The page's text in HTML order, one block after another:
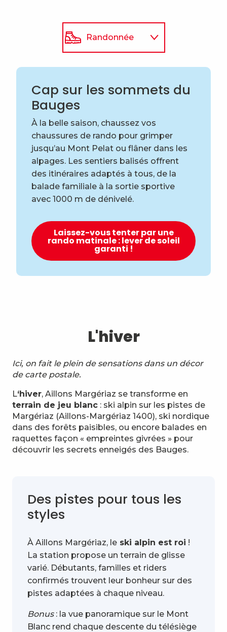
Randonnée
Trail
Vélo et VTT
Cap sur les sommets du
Bauges
À la belle saison, chaussez vos
chaussures de rando pour grimper
jusqu’au Mont Pelat ou flâner dans les
alpages. Les sentiers balisés offrent
des itinéraires adaptés à tous, de la
balade familiale à la sortie sportive
avec 1000 m de dénivelé.
Laissez-vous tenter par une
rando matinale : lever de soleil
garanti !
L'hiver
Ici, on fait le plein de sensations dans un décor
de carte postale.
L‘hiver, Aillons Margériaz se transforme en
terrain de jeu blanc : ski alpin sur les pistes de
Margériaz (Aillons-Margériaz 1400), ski nordique
dans des forêts paisibles, ou encore balades en
raquettes façon « empreintes givrées » pour
découvrir les secrets enneigés des Bauges.
Des pistes pour tous les
styles
À Aillons Margériaz, le ski alpin est roi !
La station propose un terrain de glisse
varié. Débutants, familles et riders
confirmés trouvent leur bonheur sur des
pistes adaptées à chaque niveau.
Bonus: la vue panoramique sur le Mont
Blanc rend chaque descente du télésiège